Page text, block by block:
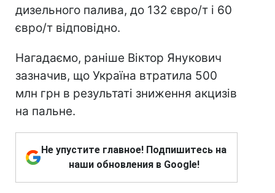
дизельного палива, до 132 євро/т і 60
євро/т відповідно.
Нагадаємо, раніше Віктор Янукович
зазначив, що Україна втратила 500
млн грн в результаті зниження акцизів
на пальне.
Не упустите главное! Подпишитесь на
наши обновления в Google!